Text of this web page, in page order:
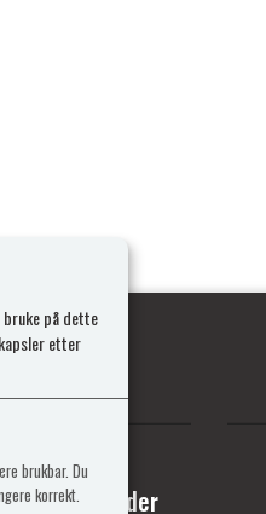
Mine sider
bruke på dette
etter
brukbar. Du
korrekt.